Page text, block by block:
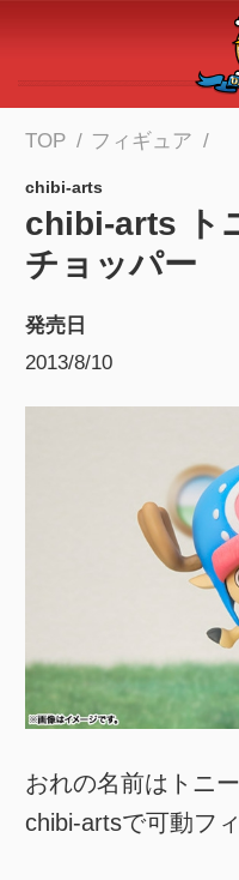
メインコンテンツへス
TOP フィギュア
chibi-arts
chibi-arts ト
チョッパー
発売日
2013/8/10
おれの名前はトニ
chibi-artsで可動フ